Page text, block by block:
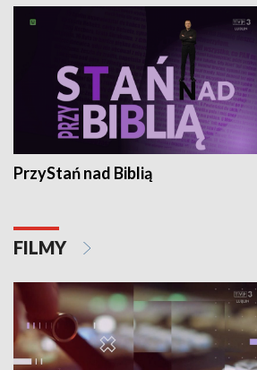
PrzyStań nad Biblią
FILMY